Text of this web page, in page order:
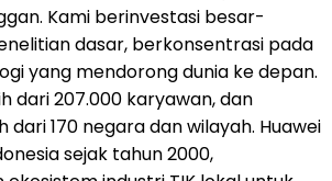
Kami berinvestasi besar-
dasar, berkonsentrasi pada
yang mendorong dunia ke depan.
dari 207.000 karyawan, dan
dari 170 negara dan wilayah. Huawei
sejak tahun 2000,